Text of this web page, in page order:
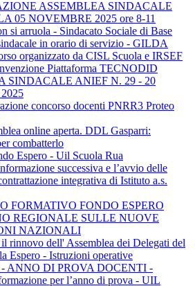
ASSEMBLEA SINDACALE
05 NOVEMBRE 2025 ore 8-11
si arruola - Sindacato Sociale di Base
in orario di servizio - GILDA
organizzato da CISL Scuola e IRSEF
Piattaforma TECNODID
SINDACALE ANIEF N. 29 - 20
concorso docenti PNRR3 Proteo
online aperta. DDL Gasparri:
combatterlo
Espero - Uil Scuola Rua
successiva e l’avvio delle
integrativa di Istituto a.s.
FORMATIVO FONDO ESPERO
REGIONALE SULLE NUOVE
NAZIONALI
rinnovo dell' Assemblea dei Delegati del
Espero - Istruzioni operative
ANNO DI PROVA DOCENTI -
per l’anno di prova - UIL